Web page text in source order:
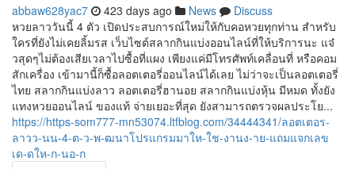
abbaw628yac7 423 days ago News
Discuss
หวยลาววันนี้ 4 ตัว เปิดประสบการณ์ใหม่ให้กับคอหวยทุกท่าน สำหรับ
ใครที่ยังไม่เคยลิ้มรส เว็บไซต์สลากกินแบ่งออนไลน์ที่ให้บริการนะ แจ๋
วสุดๆไม่ต้องเสียเวลาไปซื้อที่แผง เพียงแค่มีโทรศัพท์เคลื่อนที่ หรือคอม
สักเครื่อง เข้ามานี้ก็ซื้อลอตเตอรี่ออนไลน์ได้เลย ไม่ว่าจะเป็นลอตเตอรี่
ไทย สลากกินแบ่งลาว ลอตเตอรี่ฮานอย สลากกินแบ่งหุ้น มีหมด ทั้งยัง
แทงหวยออนไลน์ ของแท้ จ่ายเยอะที่สุด ยังสามารถตรวจผลประโย...
https://https-som777-mn53074.ltfblog.com/34444341/ลอตเตอร-
ลาวว-นน-4-ต-ว-พ-ฒนาโปรแกรมมาให-ใช-งานง-าย-แถมแจกเลข
เด-ดให-ก-นอ-ก